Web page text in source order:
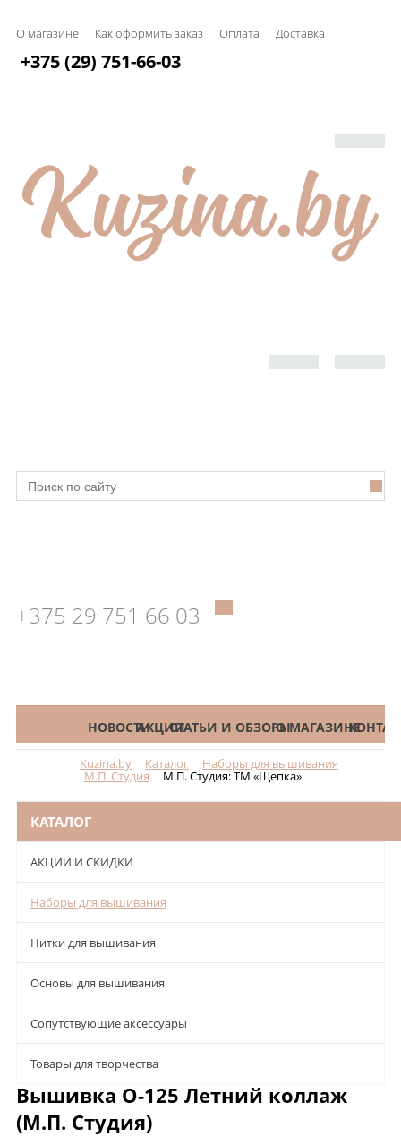
О магазине Как оформить заказ Оплата Доставка
+375 (29) 751-66-03
+375 29 751 66 03
КАТАЛОГНОВОСТИАКЦИИСТАТЬИ И ОБЗОРЫО МАГАЗИНЕ
Kuzina.by Каталог Наборы для вышивания
М.П. Студия М.П. Студия: ТМ «Щепка»
КАТАЛОГ
АКЦИИ И СКИДКИ
Наборы для вышивания
Нитки для вышивания
Основы для вышивания
Сопутствующие аксессуары
Товары для творчества
Вышивка О-125 Летний коллаж
(М.П. Студия)